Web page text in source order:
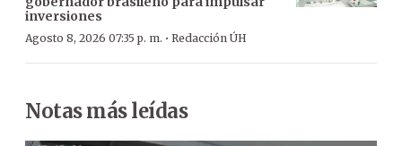
inversiones
Agosto 8, 2026 07:35 p. m. · Redacción ÚH
Notas más leídas